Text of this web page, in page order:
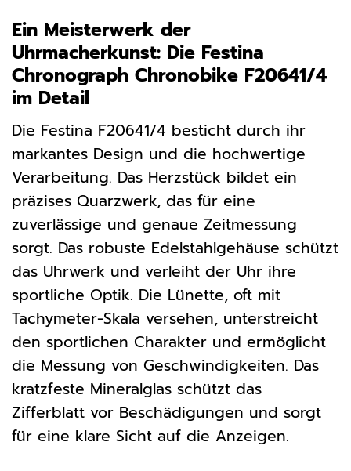
Ein Meisterwerk der
Uhrmacherkunst: Die Festina
Chronograph Chronobike F20641/4
im Detail
Die Festina F20641/4 besticht durch ihr
markantes Design und die hochwertige
Verarbeitung. Das Herzstück bildet ein
präzises Quarzwerk, das für eine
zuverlässige und genaue Zeitmessung
sorgt. Das robuste Edelstahlgehäuse schützt
das Uhrwerk und verleiht der Uhr ihre
sportliche Optik. Die Lünette, oft mit
Tachymeter-Skala versehen, unterstreicht
den sportlichen Charakter und ermöglicht
die Messung von Geschwindigkeiten. Das
kratzfeste Mineralglas schützt das
Zifferblatt vor Beschädigungen und sorgt
für eine klare Sicht auf die Anzeigen.